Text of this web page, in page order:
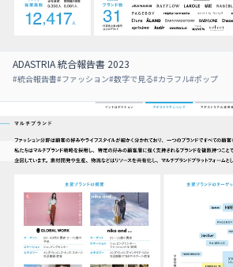
ADASTRIA 統合報告書 2023
#統合報告書#ファッション#数字で見る#カラフル#ポップ